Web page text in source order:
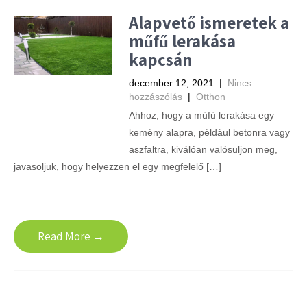
Alapvető ismeretek a
műfű lerakása
kapcsán
december 12, 2021 | Nincs
hozzászólás | Otthon
Ahhoz, hogy a műfű lerakása egy
kemény alapra, például betonra vagy
aszfaltra, kiválóan valósuljon meg,
javasoljuk, hogy helyezzen el egy megfelelő […]
Read More →